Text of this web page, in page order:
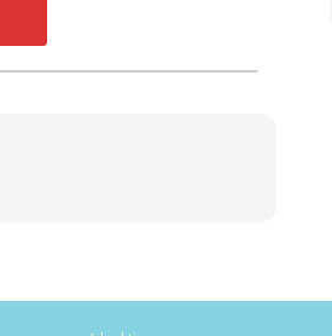
berikutnya.
ke rumah terus